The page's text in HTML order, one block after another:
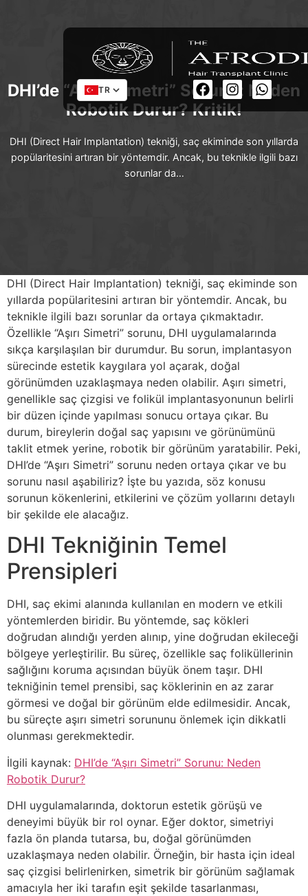
TR
DHI’de “Aşırı Simetri” Sorunu: Neden
Robotik Durur? Kritik!
DHI (Direct Hair Implantation) tekniği, saç ekiminde son yıllarda
popülaritesini artıran bir yöntemdir. Ancak, bu teknikle ilgili bazı
sorunlar da…
DHI (Direct Hair Implantation) tekniği, saç ekiminde son
yıllarda popülaritesini artıran bir yöntemdir. Ancak, bu
teknikle ilgili bazı sorunlar da ortaya çıkmaktadır.
Özellikle “Aşırı Simetri” sorunu, DHI uygulamalarında
sıkça karşılaşılan bir durumdur. Bu sorun, implantasyon
sürecinde estetik kaygılara yol açarak, doğal
görünümden uzaklaşmaya neden olabilir. Aşırı simetri,
genellikle saç çizgisi ve folikül implantasyonunun belirli
bir düzen içinde yapılması sonucu ortaya çıkar. Bu
durum, bireylerin doğal saç yapısını ve görünümünü
taklit etmek yerine, robotik bir görünüm yaratabilir. Peki,
DHI’de “Aşırı Simetri” sorunu neden ortaya çıkar ve bu
sorunu nasıl aşabiliriz? İşte bu yazıda, söz konusu
sorunun kökenlerini, etkilerini ve çözüm yollarını detaylı
bir şekilde ele alacağız.
DHI Tekniğinin Temel
Prensipleri
DHI, saç ekimi alanında kullanılan en modern ve etkili
yöntemlerden biridir. Bu yöntemde, saç kökleri
doğrudan alındığı yerden alınıp, yine doğrudan ekileceği
bölgeye yerleştirilir. Bu süreç, özellikle saç foliküllerinin
sağlığını koruma açısından büyük önem taşır. DHI
tekniğinin temel prensibi, saç köklerinin en az zarar
görmesi ve doğal bir görünüm elde edilmesidir. Ancak,
bu süreçte aşırı simetri sorununu önlemek için dikkatli
olunması gerekmektedir.
İlgili kaynak: DHI’de “Aşırı Simetri” Sorunu: Neden
Robotik Durur?
DHI uygulamalarında, doktorun estetik görüşü ve
deneyimi büyük bir rol oynar. Eğer doktor, simetriyi
fazla ön planda tutarsa, bu, doğal görünümden
uzaklaşmaya neden olabilir. Örneğin, bir hasta için ideal
saç çizgisi belirlenirken, simetrik bir görünüm sağlamak
amacıyla her iki tarafın eşit şekilde tasarlanması,